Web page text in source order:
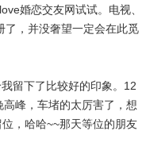
婚恋交友网试试。电视、
了，并没奢望一定会在此觅
留下了比较好的印象。12
峰，车堵的太厉害了，想
，哈哈~~那天等位的朋友